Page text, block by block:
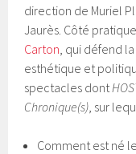
direction de Muriel
Jaurès. Côté
Carton , qui défend
esthétique et
spectacles dont
Chronique(s) , sur
Comment est né